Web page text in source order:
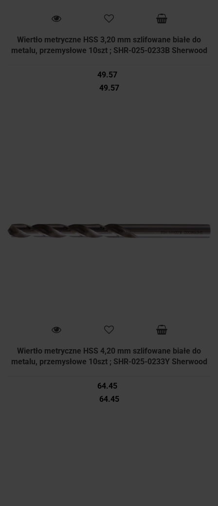
Wiertło metryczne HSS 3,20 mm szlifowane białe do
metalu, przemysłowe 10szt ; SHR-025-0233B Sherwood
49.57
49.57
Wiertło metryczne HSS 4,20 mm szlifowane białe do
metalu, przemysłowe 10szt ; SHR-025-0233Y Sherwood
64.45
64.45